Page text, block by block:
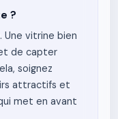
?
Une vitrine bien
de capter
soignez
attractifs et
met en avant